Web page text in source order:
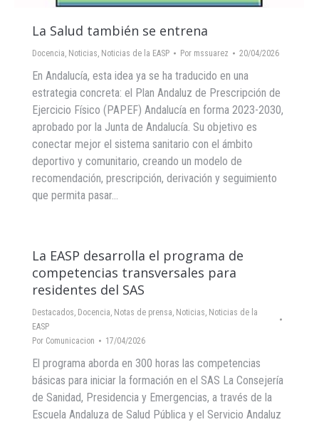
La Salud también se entrena
Docencia, Noticias, Noticias de la EASP Por mssuarez 20/04/2026
En Andalucía, esta idea ya se ha traducido en una
estrategia concreta: el Plan Andaluz de Prescripción de
Ejercicio Físico (PAPEF) Andalucía en forma 2023-2030,
aprobado por la Junta de Andalucía. Su objetivo es
conectar mejor el sistema sanitario con el ámbito
deportivo y comunitario, creando un modelo de
recomendación, prescripción, derivación y seguimiento
que permita pasar…
La EASP desarrolla el programa de
competencias transversales para
residentes del SAS
Destacados, Docencia, Notas de prensa, Noticias, Noticias de la
EASP
Por Comunicacion 17/04/2026
El programa aborda en 300 horas las competencias
básicas para iniciar la formación en el SAS La Consejería
de Sanidad, Presidencia y Emergencias, a través de la
Escuela Andaluza de Salud Pública y el Servicio Andaluz